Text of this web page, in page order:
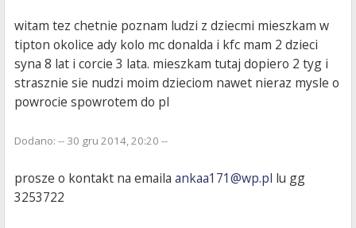
witam tez chetnie poznam ludzi z dziecmi mieszkam w
tipton okolice ady kolo mc donalda i kfc mam 2 dzieci
syna 8 lat i corcie 3 lata. mieszkam tutaj dopiero 2 tyg i
strasznie sie nudzi moim dzieciom nawet nieraz mysle o
powrocie spowrotem do pl
Dodano: -- 30 gru 2014, 20:20 --
prosze o kontakt na emailaankaa171@wp.pl lu gg
3253722